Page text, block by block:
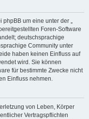
phpBB um eine unter der „
Foren-Software
deutschsprachige
Community unter
haben keinen Einfluss auf
wird. Sie können
für bestimmte Zwecke nicht
Einfluss nehmen.
von Leben, Körper
Vertragspflichten